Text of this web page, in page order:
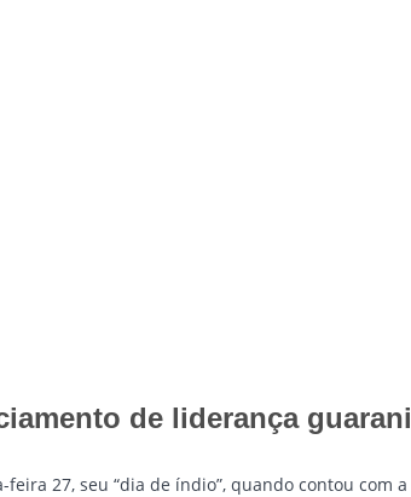
de liderança guarani
27, seu “dia de índio”, quando contou com a